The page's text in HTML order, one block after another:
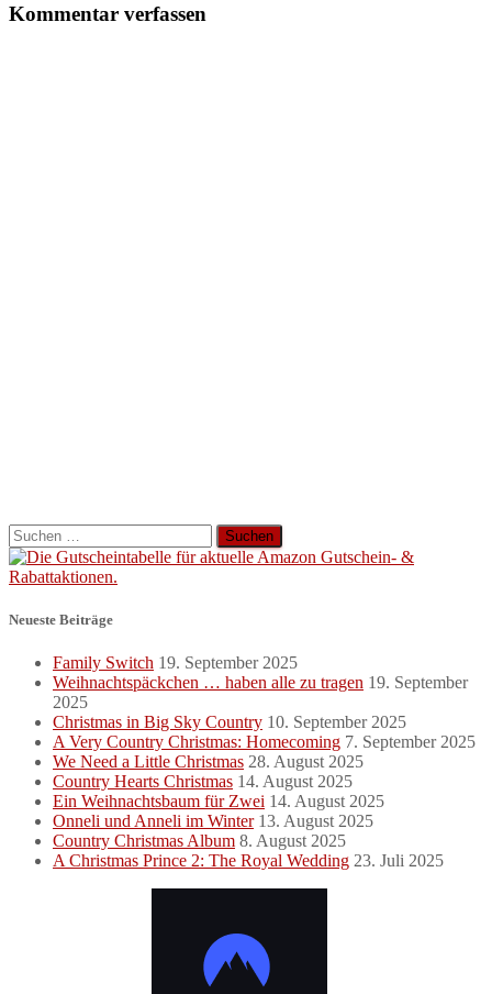
Kommentar verfassen
Suchen
nach:
Neueste Beiträge
Family Switch 19. September 2025
Weihnachtspäckchen … haben alle zu tragen 19. September
2025
Christmas in Big Sky Country 10. September 2025
A Very Country Christmas: Homecoming 7. September 2025
We Need a Little Christmas 28. August 2025
Country Hearts Christmas 14. August 2025
Ein Weihnachtsbaum für Zwei 14. August 2025
Onneli und Anneli im Winter 13. August 2025
Country Christmas Album 8. August 2025
A Christmas Prince 2: The Royal Wedding 23. Juli 2025